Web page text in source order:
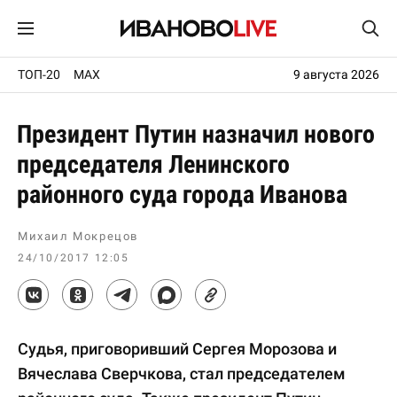
ТОП-20 MAX 9 августа 2026
Президент Путин назначил нового
председателя Ленинского
районного суда города Иванова
Михаил Мокрецов
24/10/2017 12:05
Судья, приговоривший Сергея Морозова и
Вячеслава Сверчкова, стал председателем